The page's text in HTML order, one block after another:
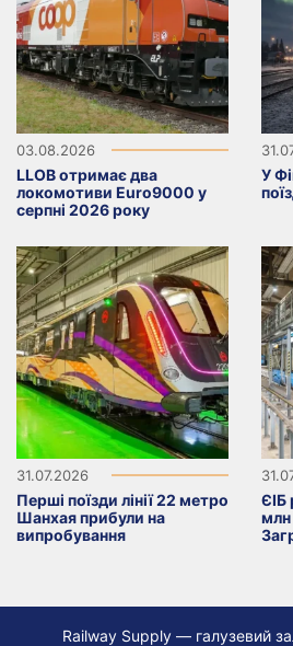
03.08.2026
LLOB отримає два
локомотиви Euro9000 у
серпні 2026 року
У
31.07.2026
Перші поїзди лінії 22 метро
Шанхая прибули на
випробування
ЄІБ
млн
Railway Supply — галузевий